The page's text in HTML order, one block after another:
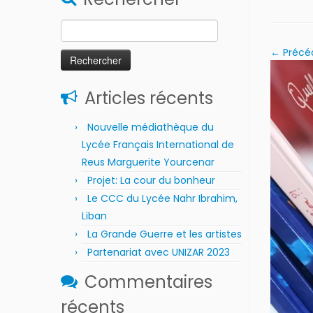
Articles récents
Nouvelle médiathèque du
Lycée Français International de
Reus Marguerite Yourcenar
Projet: La cour du bonheur
Le CCC du Lycée Nahr Ibrahim,
Liban
La Grande Guerre et les artistes
Partenariat avec UNIZAR 2023
Commentaires
récents
←